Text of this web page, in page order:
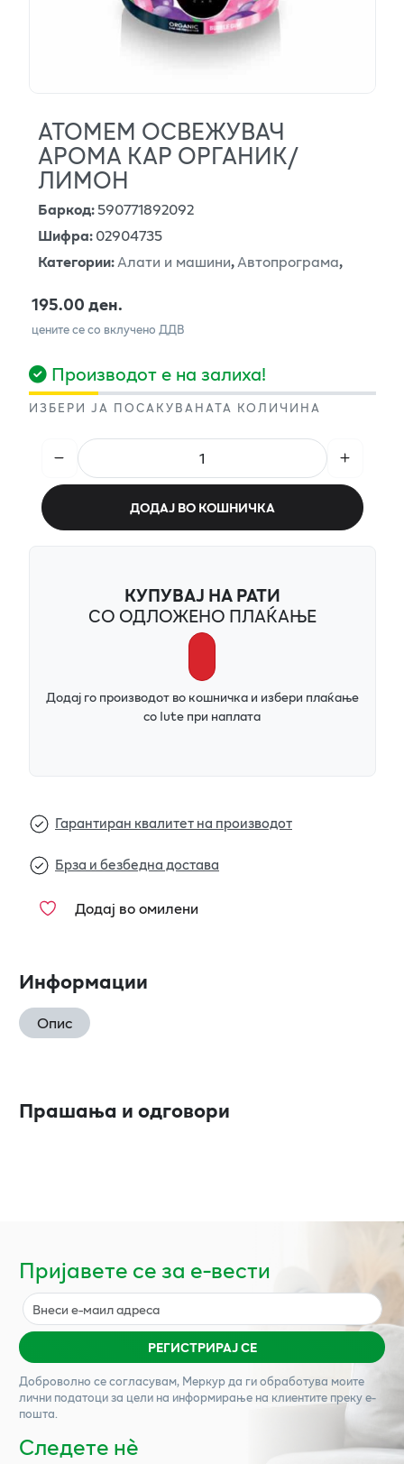
АТОМЕМ ОСВЕЖУВАЧ
АРОМА КАР ОРГАНИК/
ЛИМОН
Баркод:590771892092
Шифра:02904735
Категории:Алати и машини,Автопрограма,
195.00 ден.
цените се со вклучено ДДВ
Производот е на залиха!
ИЗБЕРИ ЈА ПОСАКУВАНАТА КОЛИЧИНА
ДОДАЈ ВО КОШНИЧКА
КУПУВАЈ НА РАТИ
СО ОДЛОЖЕНО ПЛАЌАЊЕ
Додај го производот во кошничка и избери плаќање
со Iute при наплата
Гарантиран квалитет на производот
Брза и безбедна достава
Додај во омилени
Информации
Опис
Прашања и одговори
Пријавете се за е-вести
РЕГИСТРИРАЈ СЕ
Доброволно се согласувам, Меркурда ги обработува моите
лични податоци за цели на информирање на клиентите преку е-
пошта.
Следете нѐ